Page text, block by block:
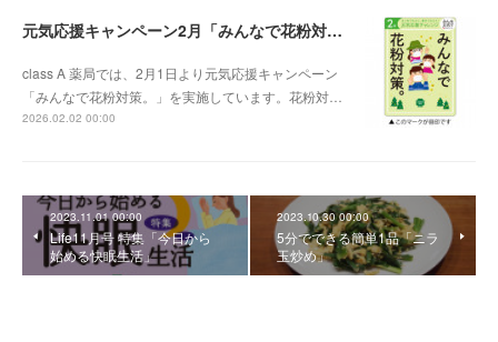
元気応援キャンペーン2月「みんなで花粉対策。」
class A 薬局では、2月1日より元気応援キャンペーン
「みんなで花粉対策。」を実施しています。花粉対…
2026.02.02 00:00
2023.11.01 00:00
Life11月号 特集「今日から
始める快眠生活」
2023.10.30 00:00
5分でできる簡単1品「ニラ
玉炒め」